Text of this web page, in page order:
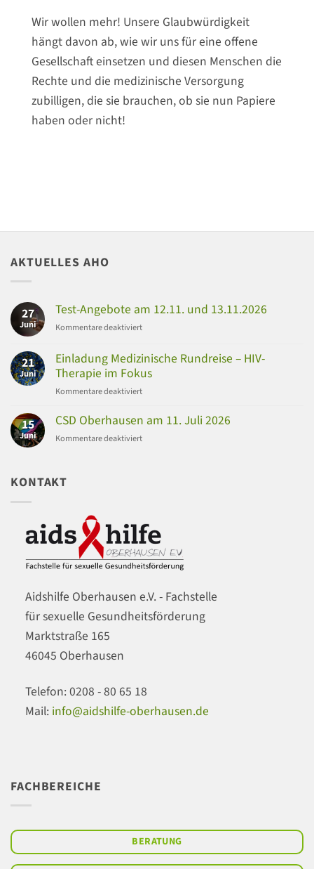
Wir wollen mehr! Unsere Glaubwürdigkeit
hängt davon ab, wie wir uns für eine offene
Gesellschaft einsetzen und diesen Menschen die
Rechte und die medizinische Versorgung
zubilligen, die sie brauchen, ob sie nun Papiere
haben oder nicht!
AKTUELLES AHO
27
Juni
Test-Angebote am 12.11. und 13.11.2026
Kommentare deaktiviertfür
Angebote
am
12.11.
und
21
Juni
Einladung Medizinische Rundreise – HIV-
Therapie im Fokus
Kommentare deaktiviertfür
Medizinische
–
15
Juni
CSD Oberhausen am 11. Juli 2026
Kommentare deaktiviertfür
KONTAKT
Aidshilfe Oberhausen e.V. - Fachstelle
für sexuelle Gesundheitsförderung
Marktstraße 165
46045 Oberhausen
Telefon: 0208 - 80 65 18
Mail: info@aidshilfe-oberhausen.de
FACHBEREICHE
BERATUNG